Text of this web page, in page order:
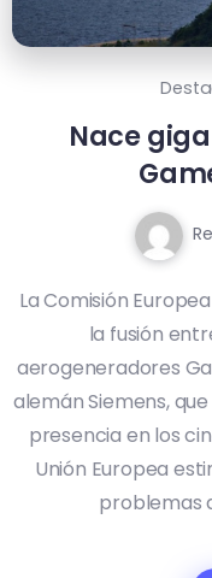
Nace
La Comisión
la fusión
aerogeneradores
alemán Siemens,
presencia en los
Unión Europea
problemas